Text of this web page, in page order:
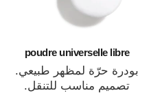
poudre universelle libre
بودرة حرّة لمظهر طبيعي.
تصميم مناسب للتنقل.